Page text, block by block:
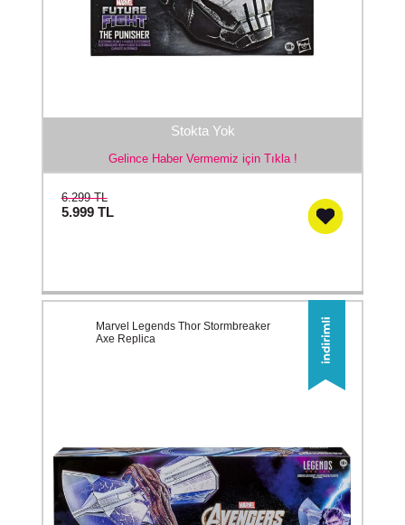
Stokta Yok
Gelince Haber Vermemiz için Tıkla !
6.299 TL
5.999 TL
Marvel Legends Thor Stormbreaker
Axe Replica